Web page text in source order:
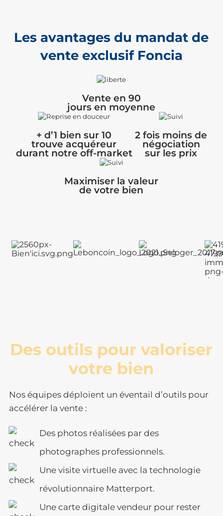
Les avantages du mandat de
vente exclusif Foncia
Vente en 90
jours en moyenne
+ d’1 bien sur 10
trouve acquéreur
durant notre off-market
2 fois moins de
négociation
sur les prix
Maximiser la valeur
de votre bien
Des outils pour valoriser
votre bien
Nos équipes déploient un éventail d’outils pour
accélérer la vente :
Des photos réalisées par des
photographes professionnels.
Une visite virtuelle avec la technologie
révolutionnaire Matterport.
Une carte digitale vendeur pour rester